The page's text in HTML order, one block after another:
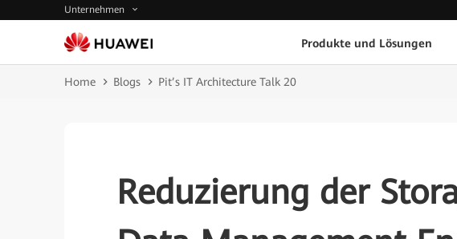
Unternehmen
Produkte und Lösungen
Home Blogs Pit’s IT Architecture Talk 20
Reduzierung der